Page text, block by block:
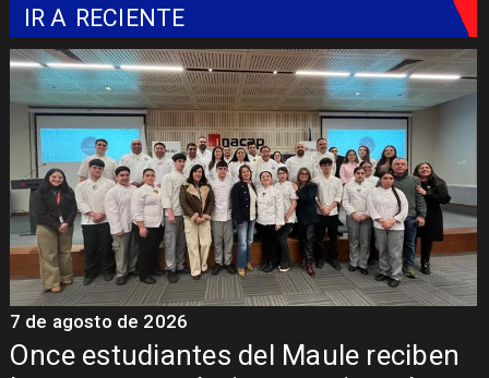
IR A RECIENTE
Once estudiantes del Maule reciben
7 de agosto de 2026